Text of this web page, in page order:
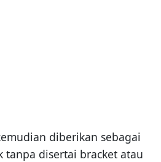
diberikan sebagai
disertai bracket atau